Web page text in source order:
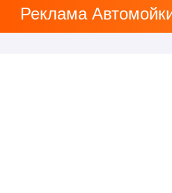
Реклама